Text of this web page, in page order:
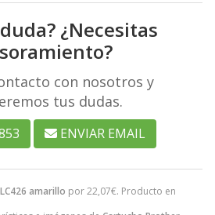
amarillo por22,07€. Producto en
¿Necesitas
con nosotros y
tus dudas.
ENVIAR EMAIL